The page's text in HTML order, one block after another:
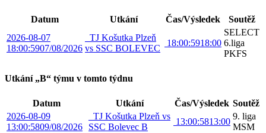
Datum Utkání Čas/Výsledek
Soutěž
2026-08-07
18:00:5907/08/2026
TJ Košutka Plzeň
vs SSC BOLEVEC
18:00:5918:00
SELECT
6.liga
PKFS
Utkání „B“ týmu v tomto týdnu
Datum Utkání Čas/Výsledek Soutěž
2026-08-09
13:00:5809/08/2026
TJ Košutka Plzeň vs
SSC Bolevec B
13:00:5813:00
9. liga
MSM